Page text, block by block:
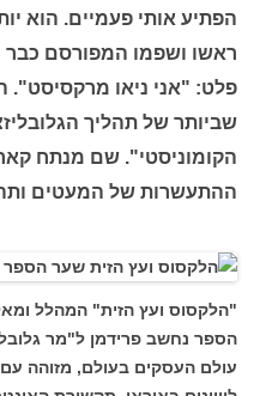
הפתיע אותי פעמיים. הוא
ראשו ושפמו המפורסם כבר
פלט: "אני ניאו מרקסיסט".
שביותר של תהליך
הקומוניסטי". שם מנתח
ההתעשרות של המעטים
"הלקסוס ועץ הזית" המהלל
הספר נחשב פרידמן ל"מר
עולם העסקים בעולם, מזוהה